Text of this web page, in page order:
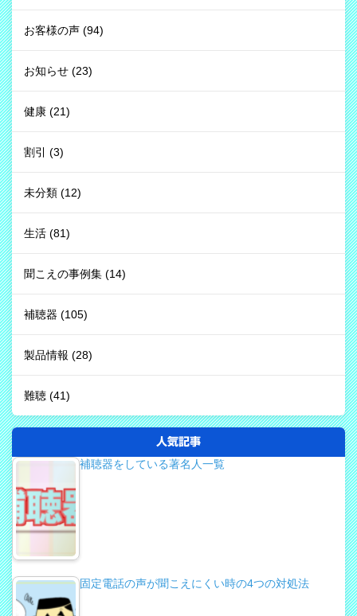
お客様の声 (94)
お知らせ (23)
健康 (21)
割引 (3)
未分類 (12)
生活 (81)
聞こえの事例集 (14)
補聴器 (105)
製品情報 (28)
難聴 (41)
人気記事
補聴器をしている著名人一覧
固定電話の声が聞こえにくい時の4つの対処法